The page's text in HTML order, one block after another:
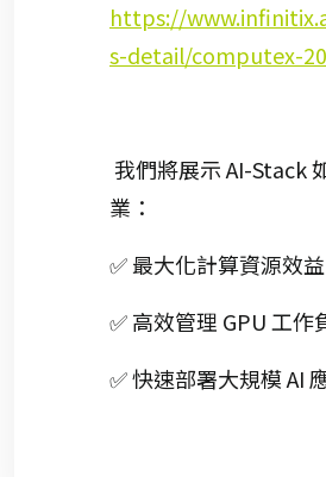
https://
s-detail/computex-
我們將展示 AI-Stack
業：
✅ 最大化計算資源效益
✅ 高效管理 GPU 工作
✅ 快速部署大規模 AI